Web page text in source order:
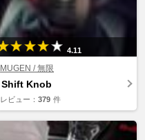
4.11
MUGEN / 無限
Shift Knob
レビュー： 379 件